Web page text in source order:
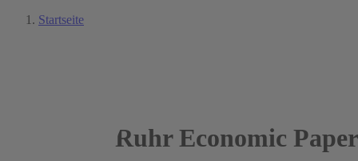
Startseite
Ruhr Economic